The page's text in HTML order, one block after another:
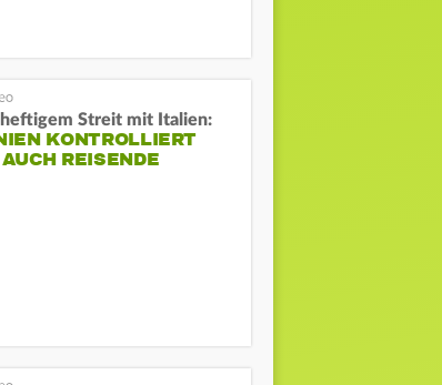
heftigem Streit mit Italien:
KONTROLLIERT
REISENDE